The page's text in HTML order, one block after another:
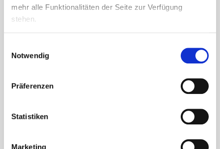
mehr alle Funktionalitäten der Seite zur Verfügung
stehen.
Notwendig
Präferenzen
Statistiken
Marketing
Weinfest im Haus am Koppelteich
und herbstlicher Dekoration konnten alle Gäste eine große
Auswahl an regionalen Weinen genießen.